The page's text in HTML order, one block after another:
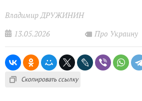
Владимир ДРУЖИНИН
13.05.2026
Про Украину
Скопировать ссылку